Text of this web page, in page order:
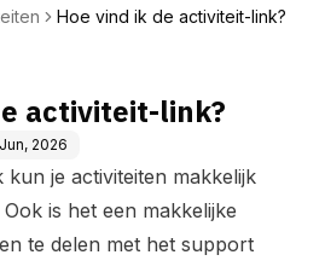
Hoe vind ik de activiteit-link?
activiteit-link?
2026
kun je activiteiten makkelijk
is het een makkelijke
te delen met het support